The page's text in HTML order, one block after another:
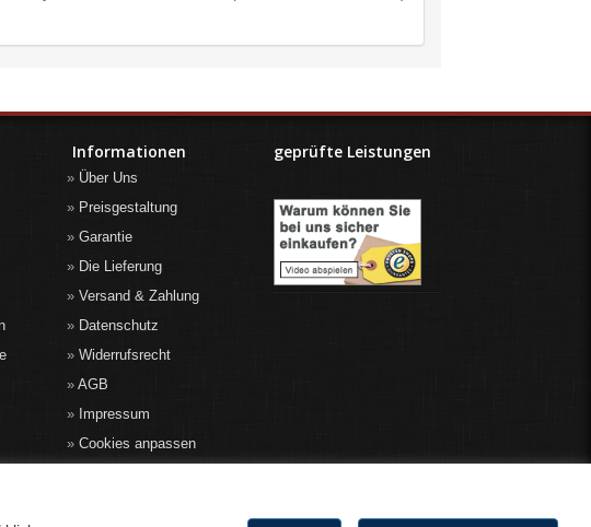
Informationen
Über Uns
Preisgestaltung
Garantie
Die Lieferung
Versand & Zahlung
Datenschutz
Widerrufsrecht
AGB
Impressum
Cookies anpassen
geprüfte Leistungen